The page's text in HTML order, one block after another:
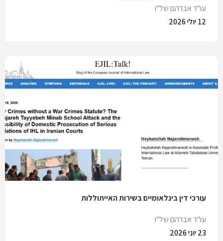
עו"ד אברהם של"ו
12 יולי 2026
עורכי דין בינלאומיים בשירות האייתוללות
עו"ד אברהם של"ו
23 יוני 2026